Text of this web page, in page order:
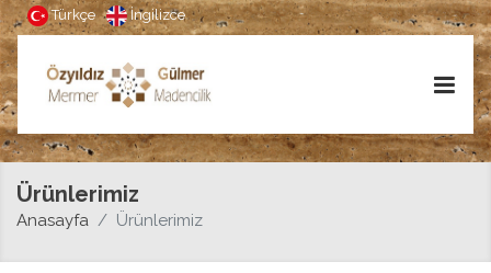
Türkçe İngilizce
Ürünlerimiz
Anasayfa Ürünlerimiz